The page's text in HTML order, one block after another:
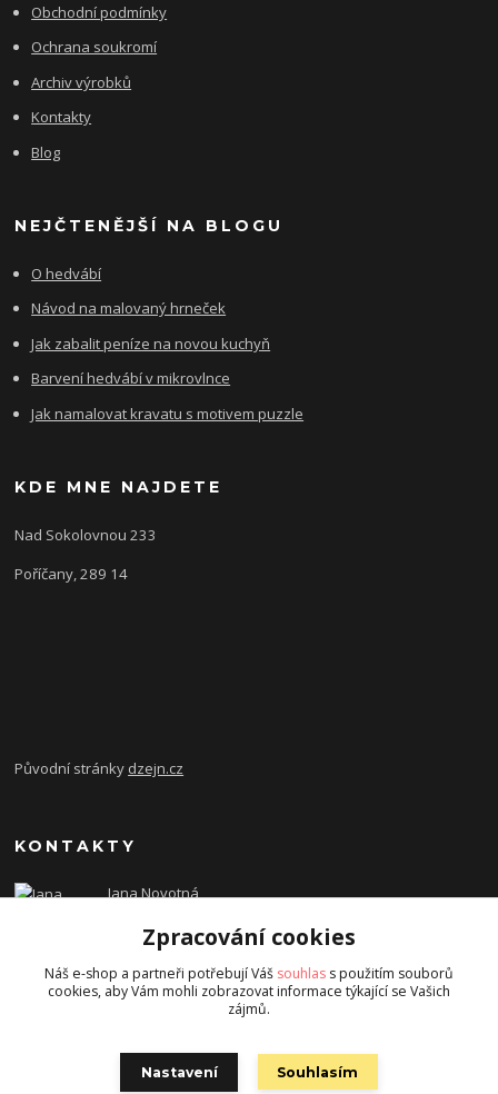
Obchodní podmínky
Ochrana soukromí
Archiv výrobků
Kontakty
Blog
NEJČTENĚJŠÍ NA BLOGU
O hedvábí
Návod na malovaný hrneček
Jak zabalit peníze na novou kuchyň
Barvení hedvábí v mikrovlnce
Jak namalovat kravatu s motivem puzzle
KDE MNE NAJDETE
Nad Sokolovnou 233
Poříčany, 289 14
Původní stránky dzejn.cz
KONTAKTY
Jana Novotná
dzejn.n@email.cz
Zpracování cookies
Náš e-shop a partneři potřebují Váš souhlas s použitím souborů
cookies, aby Vám mohli zobrazovat informace týkající se Vašich
zájmů.
Nastavení Souhlasím